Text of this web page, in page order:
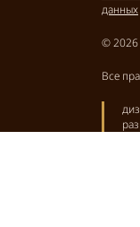
данных
© 2026
Все